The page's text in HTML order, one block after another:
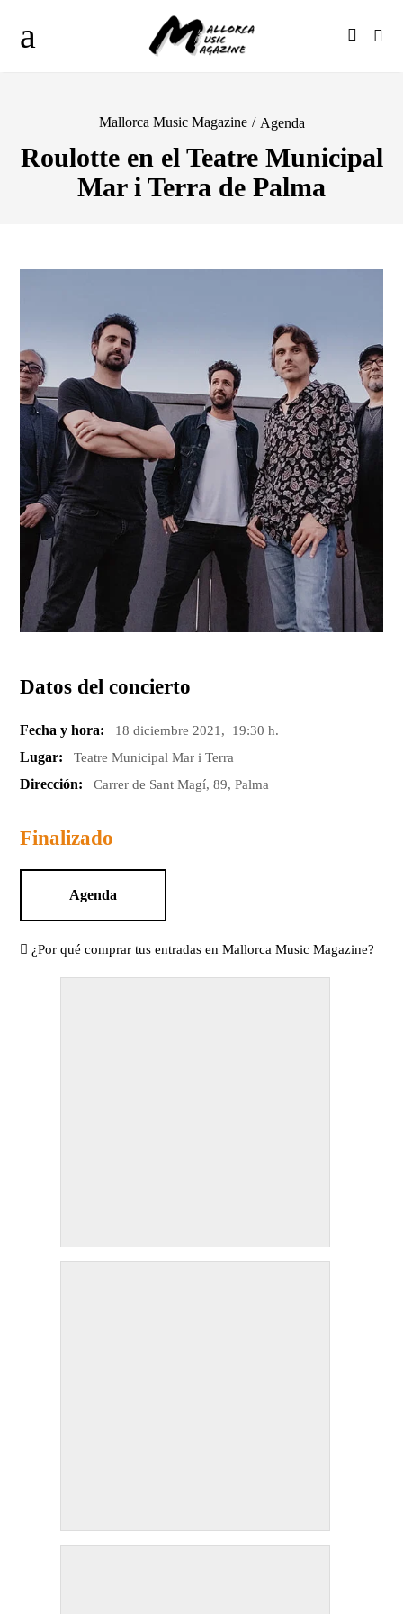
Mallorca Music Magazine / Agenda
Roulotte en el Teatre Municipal
Mar i Terra de Palma
Datos del concierto
Fecha y hora: 18 diciembre 2021, 19:30 h.
Lugar: Teatre Municipal Mar i Terra
Dirección: Carrer de Sant Magí, 89, Palma
Finalizado
Agenda
¿Por qué comprar tus entradas en Mallorca Music Magazine?